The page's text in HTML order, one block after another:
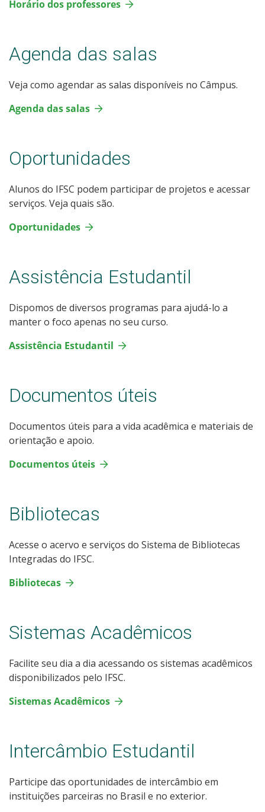
Horário dos professores
Agenda das salas
Veja como agendar as salas disponíveis no Câmpus.
Agenda das salas
Oportunidades
Alunos do IFSC podem participar de projetos e acessar
serviços. Veja quais são.
Oportunidades
Assistência Estudantil
Dispomos de diversos programas para ajudá-lo a
manter o foco apenas no seu curso.
Assistência Estudantil
Documentos úteis
Documentos úteis para a vida acadêmica e materiais de
orientação e apoio.
Documentos úteis
Bibliotecas
Acesse o acervo e serviços do Sistema de Bibliotecas
Integradas do IFSC.
Bibliotecas
Sistemas Acadêmicos
Facilite seu dia a dia acessando os sistemas acadêmicos
disponibilizados pelo IFSC.
Sistemas Acadêmicos
Intercâmbio Estudantil
Participe das oportunidades de intercâmbio em
instituições parceiras no Brasil e no exterior.